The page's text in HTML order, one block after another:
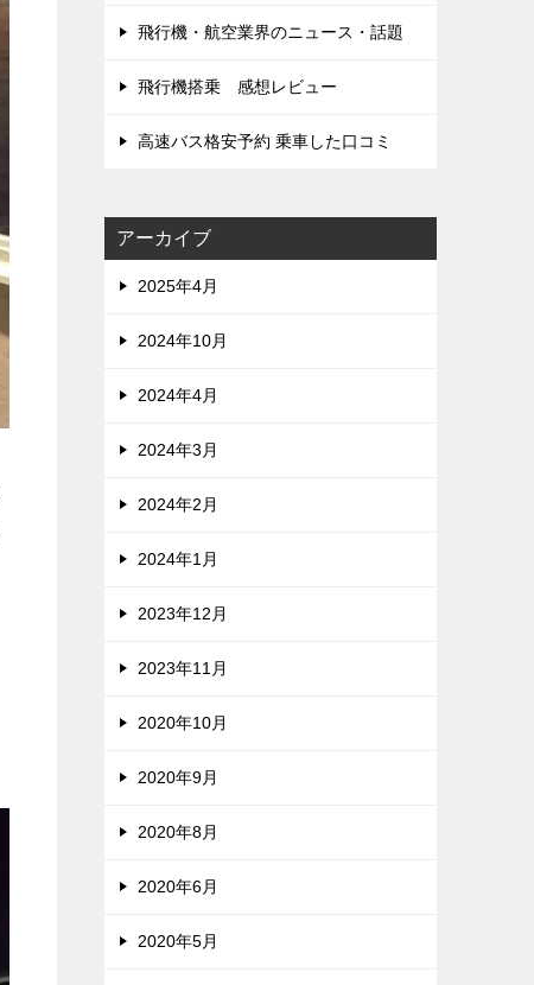
飛行機・航空業界のニュース・話題
飛行機搭乗 感想レビュー
高速バス格安予約 乗車した口コミ
アーカイブ
2025年4月
2024年10月
2024年4月
2024年3月
2024年2月
2024年1月
2023年12月
2023年11月
2020年10月
2020年9月
2020年8月
2020年6月
2020年5月